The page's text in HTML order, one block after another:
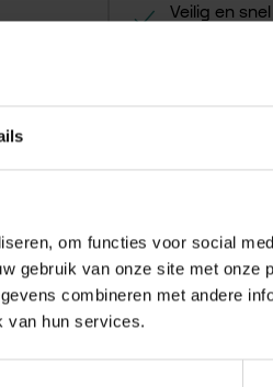
om functies voor social
gebruik van onze site met onze
combineren met andere
van hun services.
Veilig en
Anti-reflecting
een onmisbare accessoire